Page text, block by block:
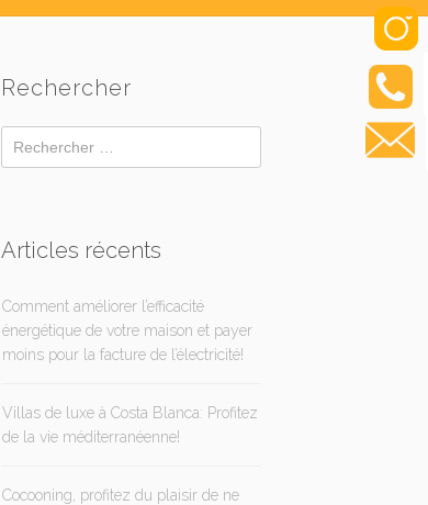
Rechercher
Articles récents
Comment améliorer l’efficacité
énergétique de votre maison et payer
moins pour la facture de l’électricité!
Villas de luxe à Costa Blanca: Profitez
de la vie méditerranéenne!
Cocooning, profitez du plaisir de ne